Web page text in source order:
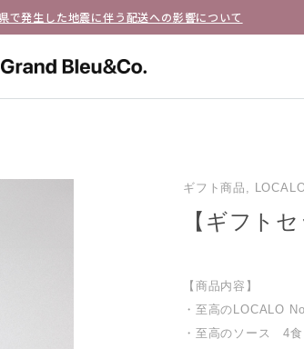
で発生した地震に伴う配送への影響について
ギフト商品,
【ギフト
【商品内容】
・至高のLOCALO
・至高のソース 4食